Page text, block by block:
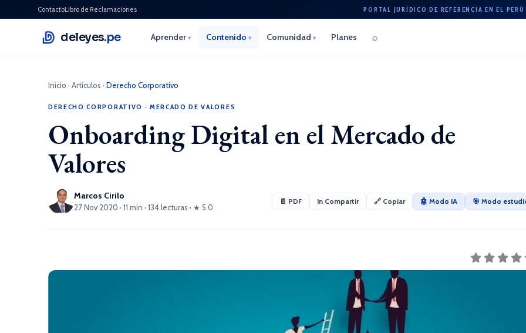
ContactoLibro de Reclamaciones PORTAL JURÍDICO DE REFERENCIA EN EL PERÚ
deleyes.pe Aprender ▾ Contenido ▾ Comunidad ▾ Planes ⌕
Inicio · Artículos · Derecho Corporativo
DERECHO CORPORATIVO · MERCADO DE VALORES
Onboarding Digital en el Mercado de
Valores
Marcos Cirilo
27 Nov 2020 · 11 min · 134 lecturas · ★ 5.0
📄 PDF in Compartir 🔗 Copiar 🤖 Modo IA 🎯 Modo